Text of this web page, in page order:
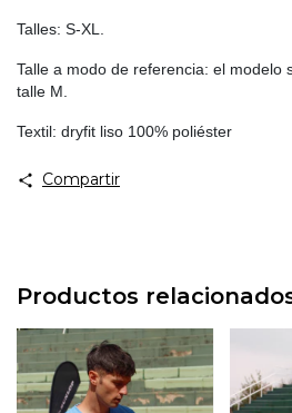
Talles: S-XL.
Talle a modo de referencia: el modelo
talle M.
Textil: dryfit liso 100% poliéster
Compartir
Productos